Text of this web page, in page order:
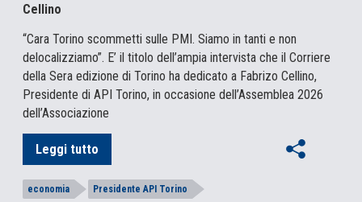
Cellino
“Cara Torino scommetti sulle PMI. Siamo in tanti e non
delocalizziamo”. E’ il titolo dell’ampia intervista che il Corriere
della Sera edizione di Torino ha dedicato a Fabrizo Cellino,
Presidente di API Torino, in occasione dell’Assemblea 2026
dell’Associazione
Leggi tutto
economia Presidente API Torino